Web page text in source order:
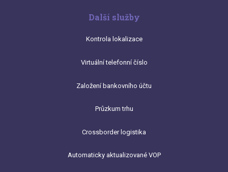
Další služby
Kontrola lokalizace
Virtuální telefonní číslo
Založení bankovního účtu
Průzkum trhu
Crossborder logistika
Automaticky aktualizované VOP